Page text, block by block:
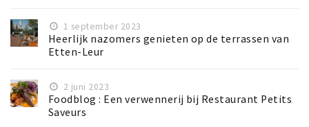
1 september 2023
Heerlijk nazomers genieten op de terrassen van
Etten-Leur
2 juni 2023
Foodblog : Een verwennerij bij Restaurant Petits
Saveurs